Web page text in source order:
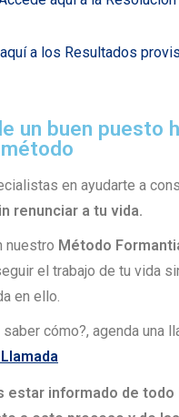
a los Resultados
un buen puesto
en ayudarte a
renunciar a tu vida.
nuestro Método
el trabajo de tu vida
en ello.
cómo?, agenda una
estar informado de todo